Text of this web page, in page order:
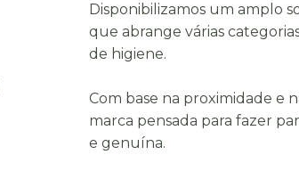
Disponibilizamos um amplo
que abrange várias
de higiene.
Com base na proximidade e
marca pensada para fazer
e genuína.